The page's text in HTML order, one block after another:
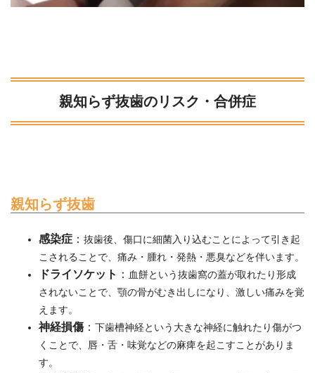
親知らず抜歯のリスク・合併症
親知らず抜歯
感染症 ： 抜歯後、傷口に細菌入り込むことによって引き起
こされることで、痛み・腫れ・発熱・悪臭などを伴います。
ドライソケット ：
血餅という抜歯窩の蓋が取れたり形成
されないことで、顎の骨がむき出しになり、激しい痛みを覚
えます。
神経損傷：
下歯槽神経という大きな神経に触れたり傷がつ
くことで、唇・舌・味覚などの麻痺を起こすことがありま
す。